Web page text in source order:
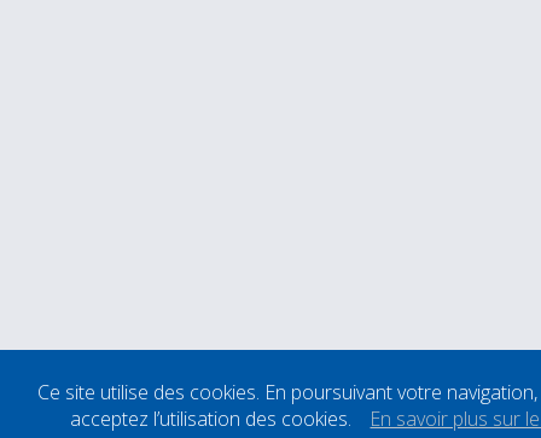
Ce site utilise des cookies. En poursuivant votre
acceptez l’utilisation des cookies.
En savoir plus sur